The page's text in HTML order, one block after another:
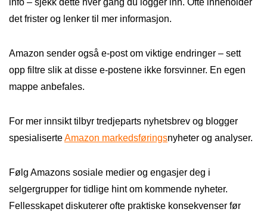
info – sjekk dette hver gang du logger inn. Ofte inneholder
det frister og lenker til mer informasjon.
Amazon sender også e-post om viktige endringer – sett
opp filtre slik at disse e-postene ikke forsvinner. En egen
mappe anbefales.
For mer innsikt tilbyr tredjeparts nyhetsbrev og blogger
spesialiserteAmazon markedsføringsnyheter og analyser.
Følg Amazons sosiale medier og engasjer deg i
selgergrupper for tidlige hint om kommende nyheter.
Fellesskapet diskuterer ofte praktiske konsekvenser før